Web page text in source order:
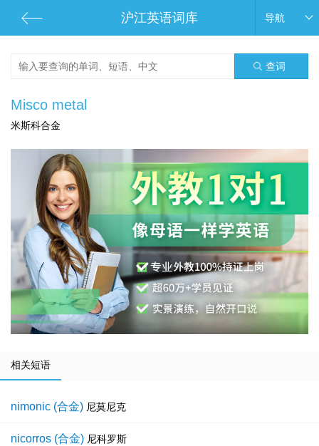
沪江英语词库 导航
查词
Misco metal
米斯科合金
相关短语
nimonic (合金) 尼莫尼克
nicorros (合金) 尼科罗斯